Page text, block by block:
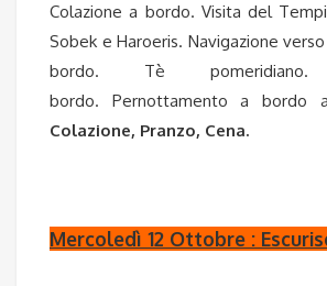
Colazione a bordo. Visita del
Sobek e Haroeris. Navigazione
bordo. Tè
bordo. Pernottamento a bordo
Colazione, Pranzo, Cena.
Mercoledì 12 Ottobre :